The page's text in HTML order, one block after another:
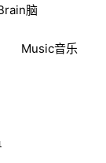
脑
Music音乐